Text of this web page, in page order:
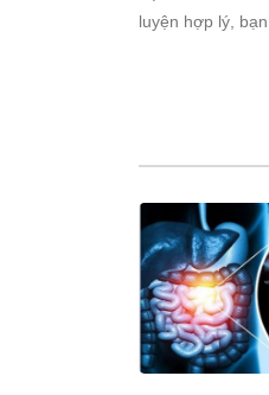
luyện hợp lý,